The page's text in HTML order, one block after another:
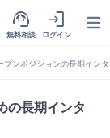
support_agent
無料相談
login
ログイン
プンポジションの長期イン
の長期インタ